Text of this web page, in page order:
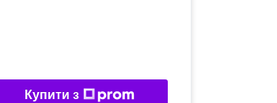
Купити з